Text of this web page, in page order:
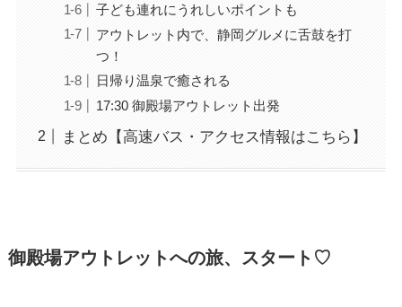
子ども連れにうれしいポイントも
アウトレット内で、静岡グルメに舌鼓を打
つ！
日帰り温泉で癒される
17:30 御殿場アウトレット出発
まとめ【高速バス・アクセス情報はこちら】
御殿場アウトレットへの旅、スタート♡